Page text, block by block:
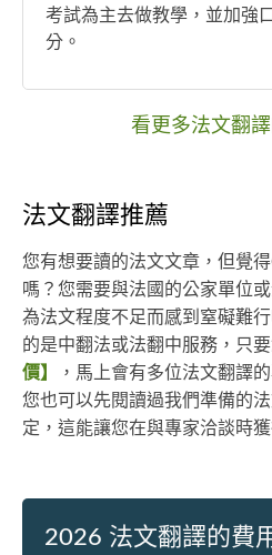
考試為主去做教學，並加強
分。
看更多法文翻
法文翻譯推薦
您有想要讀的法文文章，但覺
嗎？您需要與法國的公家單位
為法文程度不足而感到窒礙難
的是中翻法或法翻中服務，只
價】
，馬上會有多位法文翻譯
您也可以先閱讀過我們準備的
定，這能讓您在與專家洽談時
2026 法文翻譯的費